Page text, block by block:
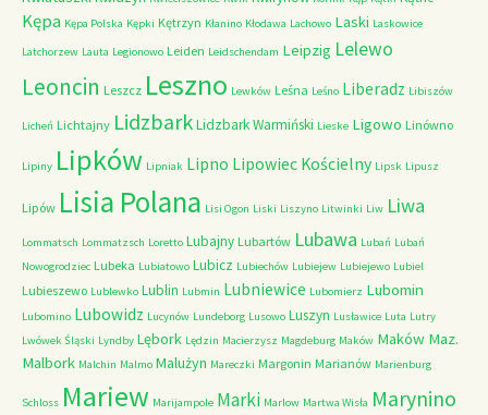
Kępa Kępa Polska Kępki Kętrzyn Kłanino Kłodawa Lachowo Laski Laskowice
Latchorzew Lauta Legionowo Leiden Leidschendam Leipzig Lelewo
Leoncin Leszcz Leszno Lewków Leśna Leśno Liberadz Libiszów
Licheń Lichtajny LidzbarkLidzbark Warmiński Lieske Ligowo Linówno
Lipiny Lipków Lipniak Lipno Lipowiec Kościelny Lipsk Lipusz
Lipów Lisia Polana Lisi Ogon Liski Liszyno Litwinki Liw Liwa
Lommatsch Lommatzsch Loretto Lubajny Lubartów Lubawa Lubań Lubań
Nowogrodziec Lubeka Lubiatowo Lubicz Lubiechów Lubiejew Lubiejewo Lubiel
Lubieszewo Lublewko Lublin Lubmin Lubniewice Lubomierz Lubomin
Lubomino Lubowidz Lucynów Lundeborg Lusowo Luszyn Lusławice Luta Lutry
Lwówek Śląski Lyndby Lębork Lędzin Macierzysz Magdeburg Maków Maków Maz.
Malbork Malchin Malmo Malużyn Mareczki Margonin Marianów Marienburg
Schloss Mariew Marijampole Marki Marlow Martwa Wisła Marynino